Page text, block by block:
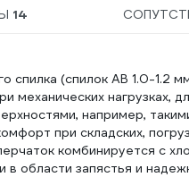
14
спилка (спилок AB 1.0-1.2
нагрузках,
например,
при складских,
комбинируется с
области запястья и